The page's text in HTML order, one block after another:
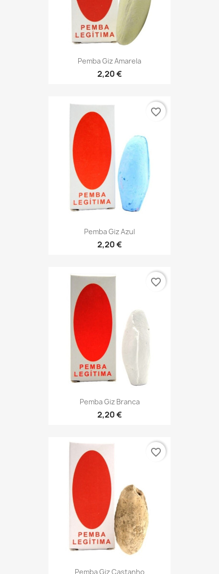
Pemba Giz Amarela
2,20 €
Pemba Giz Azul
2,20 €
favorite_border
Pemba Giz Branca
2,20 €
favorite_border
Pemba Giz Castanho
favorite_border